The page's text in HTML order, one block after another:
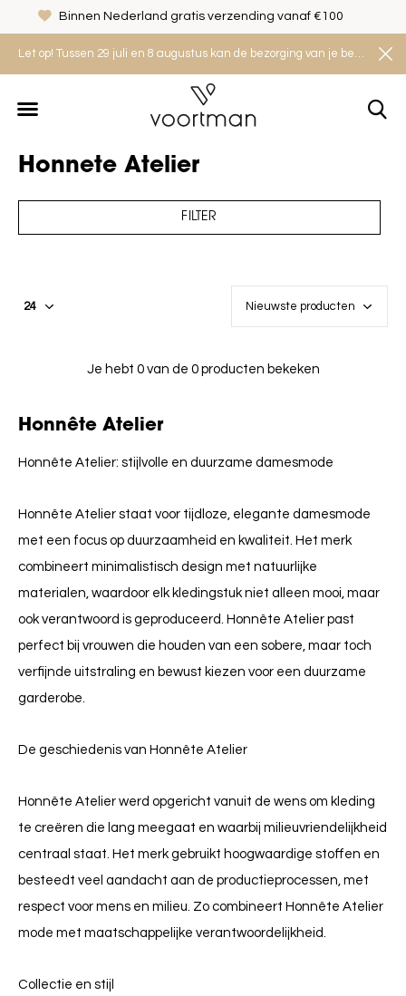
Let op! Tussen 29 juli en 8 augustus kan de bezorging van je bestelling iets langer duren. Houd rekening met een levertijd van 2 tot 4 werkdagen.
Binnen Nederland gratis verzending vanaf €100
Honnete Atelier
FILTER
Je hebt 0 van de 0 producten bekeken
Honnête Atelier
Honnête Atelier: stijlvolle en duurzame damesmode
Honnête Atelier staat voor tijdloze, elegante damesmode
met een focus op duurzaamheid en kwaliteit. Het merk
combineert minimalistisch design met natuurlijke
materialen, waardoor elk kledingstuk niet alleen mooi, maar
ook verantwoord is geproduceerd. Honnête Atelier past
perfect bij vrouwen die houden van een sobere, maar toch
verfijnde uitstraling en bewust kiezen voor een duurzame
garderobe.
De geschiedenis van Honnête Atelier
Honnête Atelier werd opgericht vanuit de wens om kleding
te creëren die lang meegaat en waarbij milieuvriendelijkheid
centraal staat. Het merk gebruikt hoogwaardige stoffen en
besteedt veel aandacht aan de productieprocessen, met
respect voor mens en milieu. Zo combineert Honnête Atelier
mode met maatschappelijke verantwoordelijkheid.
Collectie en stijl